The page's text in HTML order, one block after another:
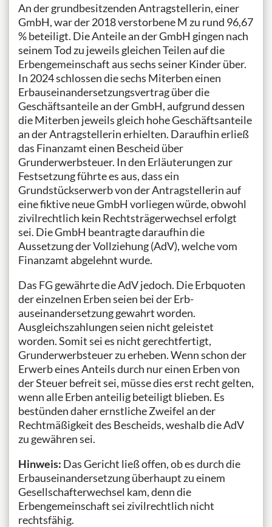
An der grundbesitzenden Antragstellerin, einer
GmbH, war der 2018 verstorbene M zu rund 96,67
% beteiligt. Die Anteile an der GmbH gingen nach
seinem Tod zu jeweils gleichen Teilen auf die
Erbengemein­schaft aus sechs seiner Kinder über.
In 2024 schlossen die sechs Miterben einen
Erbauseinandersetzungsvertrag über die
Geschäftsanteile an der GmbH, aufgrund dessen
die Miterben jeweils gleich hohe Geschäftsanteile
an der Antragstellerin erhielten. Daraufhin erließ
das Finanzamt einen Bescheid über
Grunderwerbsteuer. In den Erläuterungen zur
Festsetzung führte es aus, dass ein
Grundstückserwerb von der Antragstellerin auf
eine fiktive neue GmbH vorliegen würde, obwohl
zivilrechtlich kein Rechtsträgerwechsel erfolgt
sei. Die GmbH beantragte daraufhin die
Aussetzung der Vollziehung (AdV), welche vom
Finanzamt abgelehnt wurde.
Das FG gewährte die AdV jedoch. Die Erbquoten
der einzelnen Erben seien bei der Erb­
auseinandersetzung gewahrt worden.
Ausgleichszahlungen seien nicht geleistet
worden. Somit sei es nicht gerechtfertigt,
Grunderwerbsteuer zu erheben. Wenn schon der
Erwerb eines Anteils durch nur einen Erben von
der Steuer befreit sei, müsse dies erst recht gelten,
wenn alle Erben anteilig beteiligt blieben. Es
bestünden daher ernstliche Zweifel an der
Rechtmäßigkeit des Bescheids, weshalb die AdV
zu gewähren sei.
Hinweis: Das Gericht ließ offen, ob es durch die
Erbauseinandersetzung überhaupt zu einem
Gesellschafterwechsel kam, denn die
Erbengemeinschaft sei zivilrechtlich nicht
rechtsfähig.